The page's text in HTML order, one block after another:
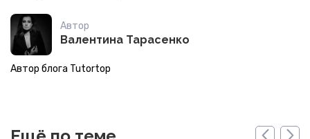
Автор
Валентина Тарасенко
Автор блога Tutortop